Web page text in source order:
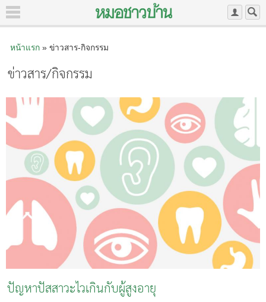
หน้าแรก» ข่าวสาร-กิจกรรม
ข่าวสาร/กิจกรรม
ปัญหาปัสสาวะไวเกินกับผู้สูงอายุ